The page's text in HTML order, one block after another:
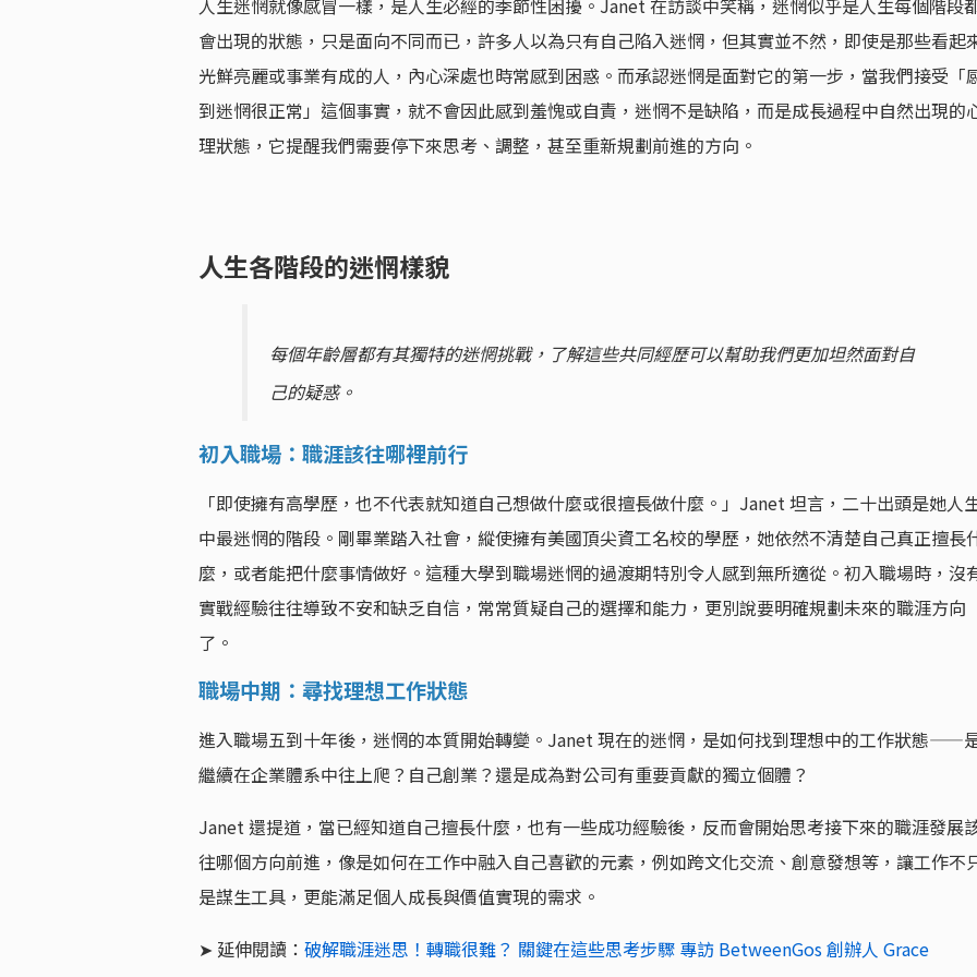
會出現的狀態，只是面向不同而已，許多人以為只有自己陷入迷惘，但其實並不然，即使是那些看起
光鮮亮麗或事業有成的人，內心深處也時常感到困惑。而承認迷惘是面對它的第一步，當我們接受「
到迷惘很正常」這個事實，就不會因此感到羞愧或自責，迷惘不是缺陷，而是成長過程中自然出現的
理狀態，它提醒我們需要停下來思考、調整，甚至重新規劃前進的方向。
人生各階段的迷惘樣貌
每個年齡層都有其獨特的迷惘挑戰，了解這些共同經歷可以幫助我們更加坦然面對自
己的疑惑。
初入職場：職涯該往哪裡前行
「即使擁有高學歷，也不代表就知道自己想做什麼或很擅長做什麼。」Janet 坦言，二十出頭是她人
中最迷惘的階段。剛畢業踏入社會，縱使擁有美國頂尖資工名校的學歷，她依然不清楚自己真正擅長
麼，或者能把什麼事情做好。這種大學到職場迷惘的過渡期特別令人感到無所適從。初入職場時，沒
實戰經驗往往導致不安和缺乏自信，常常質疑自己的選擇和能力，更別說要明確規劃未來的職涯方向
了。
職場中期：尋找理想工作狀態
進入職場五到十年後，迷惘的本質開始轉變。Janet 現在的迷惘，是如何找到理想中的工作狀態——
繼續在企業體系中往上爬？自己創業？還是成為對公司有重要貢獻的獨立個體？
Janet 還提道，當已經知道自己擅長什麼，也有一些成功經驗後，反而會開始思考接下來的職涯發展
往哪個方向前進，像是如何在工作中融入自己喜歡的元素，例如跨文化交流、創意發想等，讓工作不
是謀生工具，更能滿足個人成長與價值實現的需求。
➤ 延伸閱讀： 破解職涯迷思！轉職很難？ 關鍵在這些思考步驟 專訪 BetweenGos 創辦人 Grace